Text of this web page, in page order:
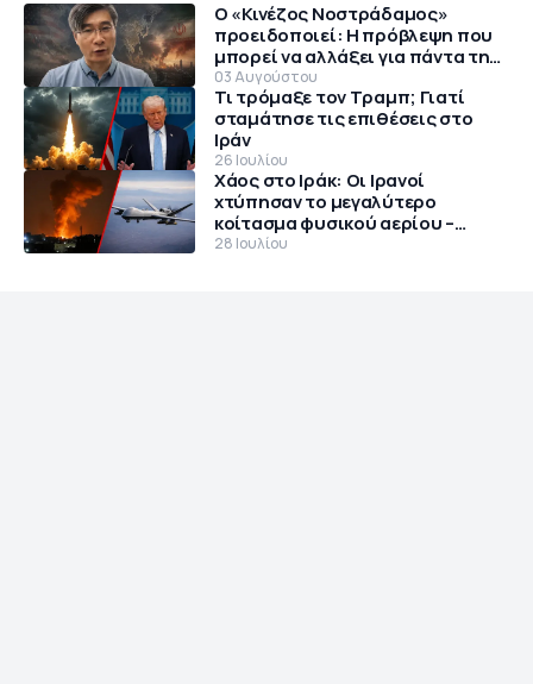
Ο «Κινέζος Νοστράδαμος»
προειδοποιεί: Η πρόβλεψη που
μπορεί να αλλάξει για πάντα την
παγκόσμια τάξη
03 Αυγούστου
Τι τρόμαξε τον Τραμπ; Γιατί
σταμάτησε τις επιθέσεις στο
Ιράν
26 Ιουλίου
Χάος στο Ιράκ: Οι Ιρανοί
χτύπησαν το μεγαλύτερο
κοίτασμα φυσικού αερίου –
Θρίλερ με αμερικανικό MQ-9
28 Ιουλίου